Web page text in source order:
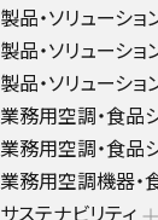
製品・ソリューショ
製品・ソリューシ
製品・ソリューシ
業務用空調・食品
業務用空調・食品
業務用空調機器・
サステナビリティ